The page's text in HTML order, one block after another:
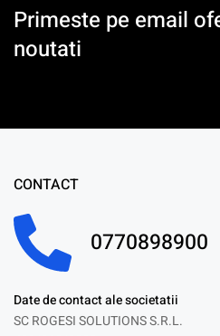
Primeste pe email
noutati
CONTACT
0770898900
Date de contact ale societatii
SC ROGESI SOLUTIONS S.R.L.